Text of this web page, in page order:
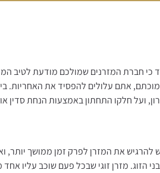
חברת המזרנים שמולכם מודעת לטיב
אתם עלולים להפסיד את האחריות.
ועל חלקו התחתון באמצעות הנחת סדין
את המזרן לפרק זמן ממושך יותר,
מזרן זוגי שבכל פעם שוכב עליו אחד